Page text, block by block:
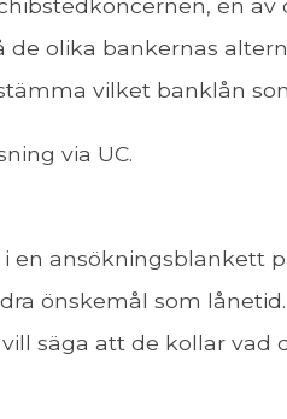
en
olika bankernas
vilket banklån
via UC.
ansökningsblankett
önskemål som
säga att de kollar